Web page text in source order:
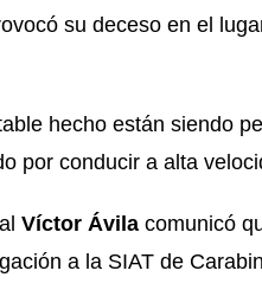
su deceso en el
hecho están siendo
por conducir a alta
Víctor Ávila comunicó
a la SIAT de